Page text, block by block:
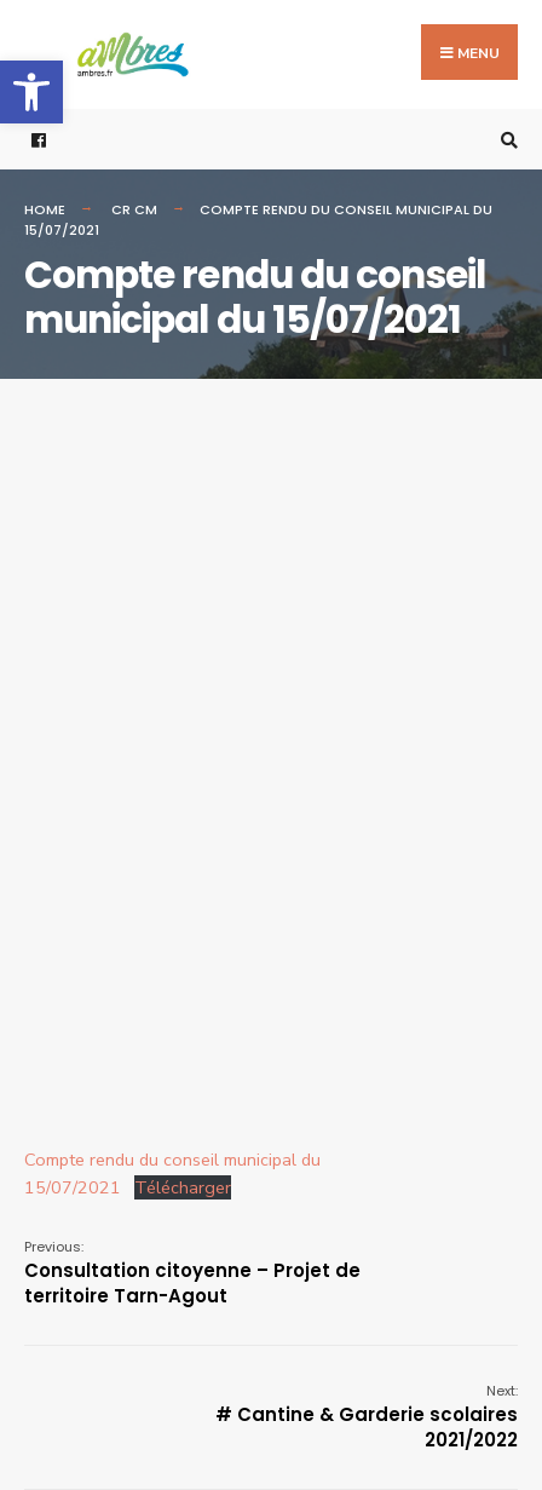
Ouvrir la barre d’outils
to
content
MENU
HOME CR CM
COMPTE RENDU DU CONSEIL MUNICIPAL DU
15/07/2021
Compte rendu du conseil
municipal du 15/07/2021
Compte rendu du conseil municipal du
15/07/2021
Télécharger
Previous:
Consultation citoyenne – Projet de
territoire Tarn-Agout
Next:
# Cantine & Garderie scolaires
2021/2022
for: